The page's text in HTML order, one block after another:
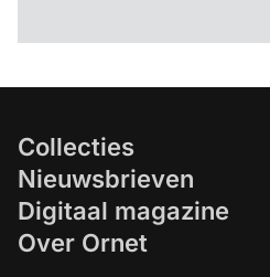
Collecties
Nieuwsbrieven
Digitaal magazine
Over Ornet